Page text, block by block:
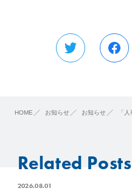
HOME お知らせ お知らせ 「
Related Posts
2026.08.01